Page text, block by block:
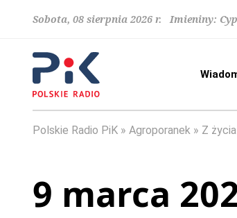
Sobota, 08 sierpnia 2026 r. Imieniny:
Polskie Radio PiK Agroporanek Z
9 marca